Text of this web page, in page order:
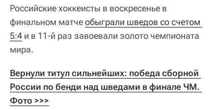
Российские хоккеисты в воскресенье в
финальном матчеобыграли шведов со счетом
5:4 и в 11-й раз завоевали золото чемпионата
мира.
Вернули титул сильнейших: победа сборной
России по бенди над шведами в финале ЧМ.
Фото >>>